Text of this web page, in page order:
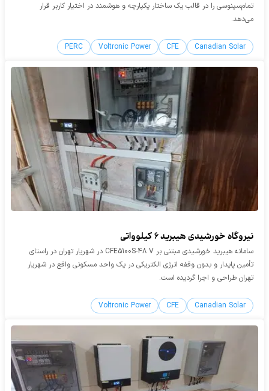
تمام‌سینوسی را در قالب یک ساختار یکپارچه و هوشمند در اختیار کاربر قرار
می‌دهد.
Canadian Solar
CFE
Voltronic Power
PERC
نیروگاه خورشیدی هیبرید 6 کیلوواتی
سامانه هیبرید خورشیدی مبتنی بر CFE5100S-48 V در شهریار تهران در راستای
تأمین پایدار و بدون وقفه انرژی الکتریکی در یک واحد مسکونی واقع در شهریار
تهران طراحی و اجرا گردیده است.
Canadian Solar
CFE
Voltronic Power